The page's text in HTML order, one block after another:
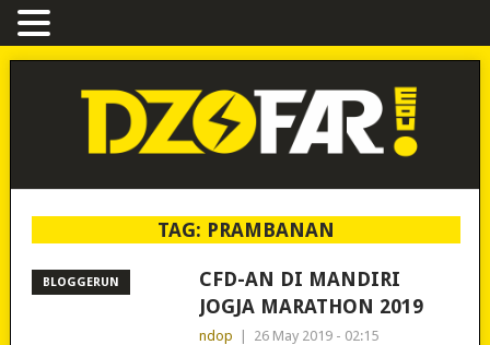
TAG: PRAMBANAN
BLOGGERUN
CFD-AN DI MANDIRI
JOGJA MARATHON 2019
ndop 26 May 2019 - 02:15